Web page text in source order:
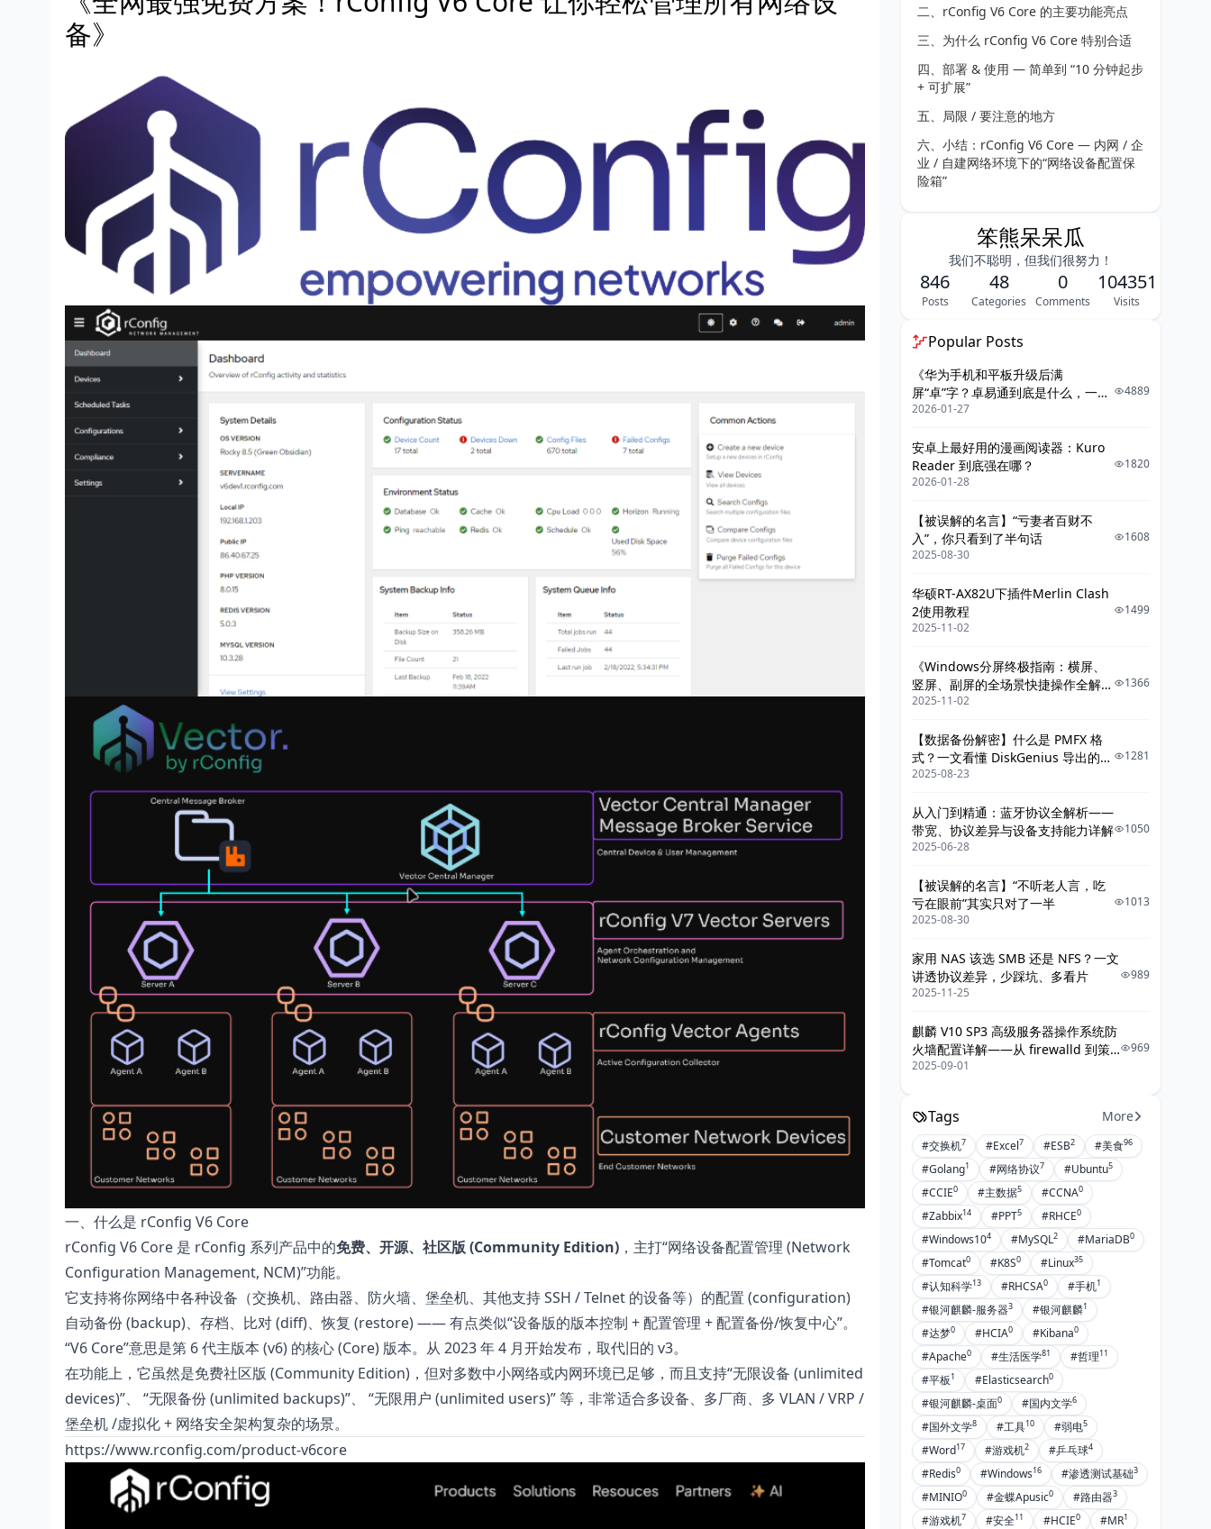
备》
一、什么是 rConfig V6 Core
rConfig V6 Core 是 rConfig 系列产品中的免费、开源、社区版 (Community Edition) ，主打“网络设备配置管理 (Network
Configuration Management, NCM)”功能。
它支持将你网络中各种设备（交换机、路由器、防火墙、堡垒机、其他支持 SSH / Telnet 的设备等）的配置 (configuration)
自动备份 (backup)、存档、比对 (diff)、恢复 (restore) —— 有点类似“设备版的版本控制 + 配置管理 + 配置备份/恢复中心”。
“V6 Core”意思是第 6 代主版本 (v6) 的核心 (Core) 版本。从 2023 年 4 月开始发布，取代旧的 v3。
在功能上，它虽然是免费社区版 (Community Edition)，但对多数中小网络或内网环境已足够，而且支持“无限设备 (unlimited
devices)”、 “无限备份 (unlimited backups)”、 “无限用户 (unlimited users)” 等，非常适合多设备、多厂商、多 VLAN / VRP /
堡垒机 /虚拟化 + 网络安全架构复杂的场景。
https://www.rconfig.com/product-v6core
二、rConfig V6 Core 的主要功能亮点
三、为什么 rConfig V6 Core 特别合适
四、部署 & 使用 — 简单到 “10 分钟起步
+ 可扩展”
五、局限 / 要注意的地方
六、小结：rConfig V6 Core — 内网 / 企
业 / 自建网络环境下的“网络设备配置保
险箱”
rConfig V6 Core 时这样做
笨熊呆呆瓜
我们不聪明，但我们很努力！
846
Posts
48
Categories
0
Comments
104351
Visits
Popular Posts
《华为手机和平板升级后满
屏“卓”字？卓易通到底是什么，一篇
给你讲明白》
2026-01-27
4889
安卓上最好用的漫画阅读器：Kuro
Reader 到底强在哪？
2026-01-28
1820
【被误解的名言】“亏妻者百财不
入”，你只看到了半句话
2025-08-30
1608
华硕RT-AX82U下插件Merlin Clash
2使用教程
2025-11-02
1499
《Windows分屏终极指南：横屏、
竖屏、副屏的全场景快捷操作全解
析》
2025-11-02
1366
【数据备份解密】什么是 PMFX 格
式？一文看懂 DiskGenius 导出的整
机系统镜像
2025-08-23
1281
从入门到精通：蓝牙协议全解析——
带宽、协议差异与设备支持能力详解
2025-06-28
1050
【被误解的名言】“不听老人言，吃
亏在眼前”其实只对了一半
2025-08-30
1013
家用 NAS 该选 SMB 还是 NFS？一文
讲透协议差异，少踩坑、多看片
2025-11-25
989
麒麟 V10 SP3 高级服务器操作系统防
火墙配置详解——从 firewalld 到策
略落地的最佳实践
2025-09-01
969
Tags More
#交换机7 #Excel7 #ESB2 #美食96
#Golang1 #网络协议7 #Ubuntu5
#CCIE0 #主数据5 #CCNA0
#Zabbix14 #PPT5 #RHCE0
#Windows104 #MySQL2 #MariaDB0
#Tomcat0 #K8S0 #Linux35
#认知科学13 #RHCSA0 #手机1
#银河麒麟-服务器3 #银河麒麟1
#达梦0 #HCIA0 #Kibana0
#Apache0 #生活医学81 #哲理11
#平板1 #Elasticsearch0
#银河麒麟-桌面0 #国内文学6
#国外文学8 #工具10 #弱电5
#Word17 #游戏机2 #乒乓球4
#Redis0 #Windows16 #渗透测试基础3
#MINIO0 #金蝶Apusic0 #路由器3
#游戏机7 #安全11 #HCIE0 #MR1